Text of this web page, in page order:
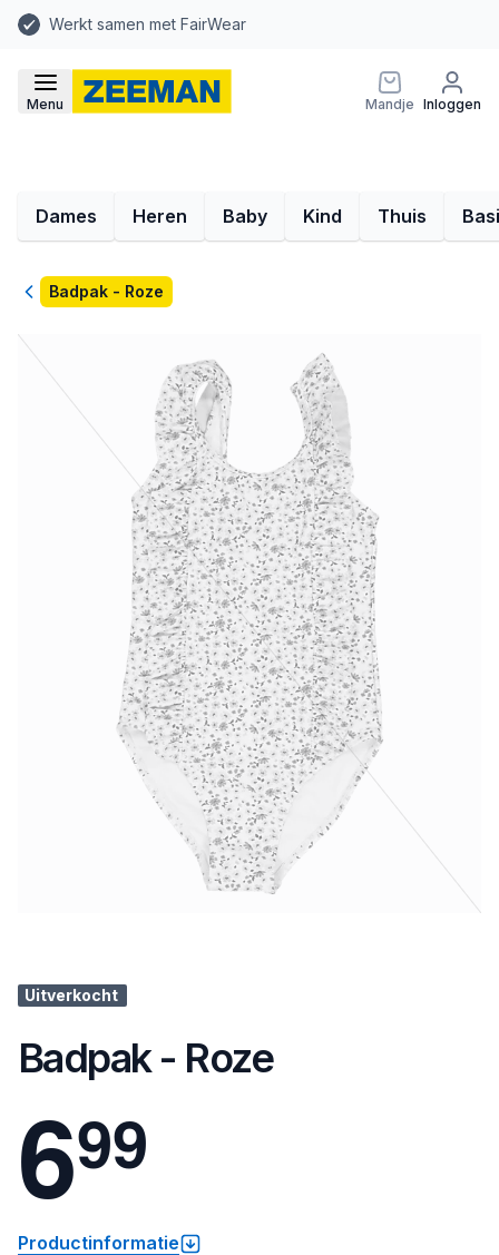
Werkt samen met FairWear
Menu Mandje Inloggen
Dames Heren Baby Kind Thuis
TerugBadpak - Roze
Uitverkocht
Badpak - Roze
699
Productinformatie